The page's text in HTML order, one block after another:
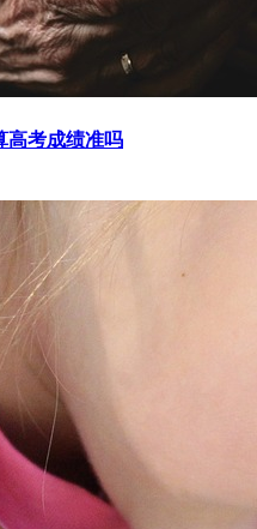
高考成绩准吗